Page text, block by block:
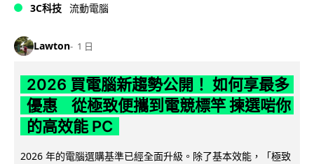
3C科技 流動電腦
Lawton 1 日
2026 買電腦新趨勢公開！ 如何享最多
優惠 從極致便攜到電競標竿 揀選啱你
的高效能 PC
2026 年的電腦選購基準已經全面升級。除了基本效能，「極致